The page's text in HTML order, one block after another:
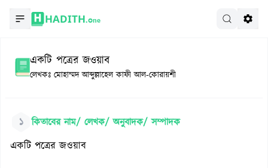
HADITH.One
একটি পত্রের জওয়াব
লেখকঃ মোহাম্মদ আব্দুল্লাহেল কাফী আল-কোরায়শী
১ কিতাবের নাম/ লেখক/ অনুবাদক/ সম্পাদক
একটি পত্রের জওয়াব